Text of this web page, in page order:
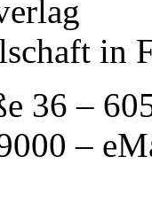
in
36 –
–